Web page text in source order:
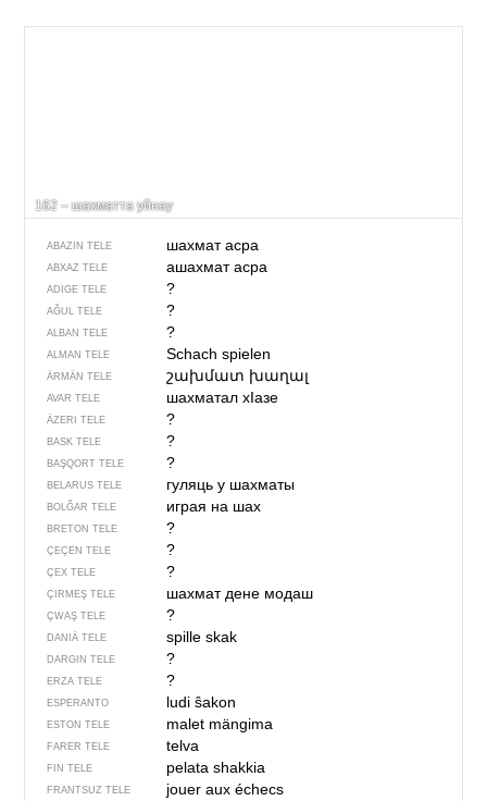
162 – шахматта уйнау
ABAZIN TELE шахмат асра
ABXAZ TELE ашахмат асра
ADIGE TELE ?
AĞUL TELE ?
ALBAN TELE ?
ALMAN TELE Schach spielen
ÄRMÄN TELE շախմատ խաղալ
AVAR TELE шахматал хIазе
ÄZERI TELE ?
BASK TELE ?
BAŞQORT TELE ?
BELARUS TELE гуляць у шахматы
BOLĞAR TELE играя на шах
BRETON TELE ?
ÇEÇEN TELE ?
ÇEX TELE ?
ÇIRMEŞ TELE шахмат дене модаш
ÇWAŞ TELE ?
DANIÄ TELE spille skak
DARGIN TELE ?
ERZA TELE ?
ESPERANTO ludi ŝakon
ESTON TELE malet mängima
FARER TELE telva
FIN TELE pelata shakkia
FRANTSUZ TELE jouer aux échecs